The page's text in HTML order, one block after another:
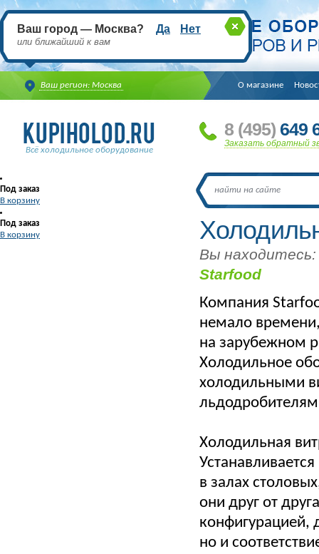
Ваш регион: Москва
Ваш город — Москва? Да Нет
или ближайший к вам
О магазине
Всё холодильное оборудование
8 (495) 649
Заказать обратный
Вы находитесь:
Starfood
Компания
немало
на зарубежном
Холодильное
холодильными
Холодильная
в залах
они друг от
конфигурацией,
но и
Под заказ
В корзину
Под заказ
В корзину